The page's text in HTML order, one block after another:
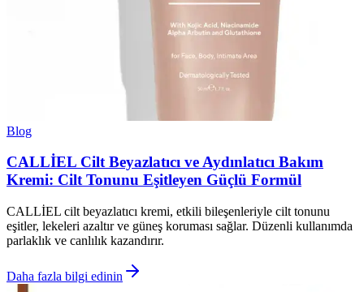
Blog
CALLİEL Cilt Beyazlatıcı ve Aydınlatıcı Bakım
Kremi: Cilt Tonunu Eşitleyen Güçlü Formül
CALLİEL cilt beyazlatıcı kremi, etkili bileşenleriyle cilt tonunu
eşitler, lekeleri azaltır ve güneş koruması sağlar. Düzenli kullanımda
parlaklık ve canlılık kazandırır.
Daha fazla bilgi edinin